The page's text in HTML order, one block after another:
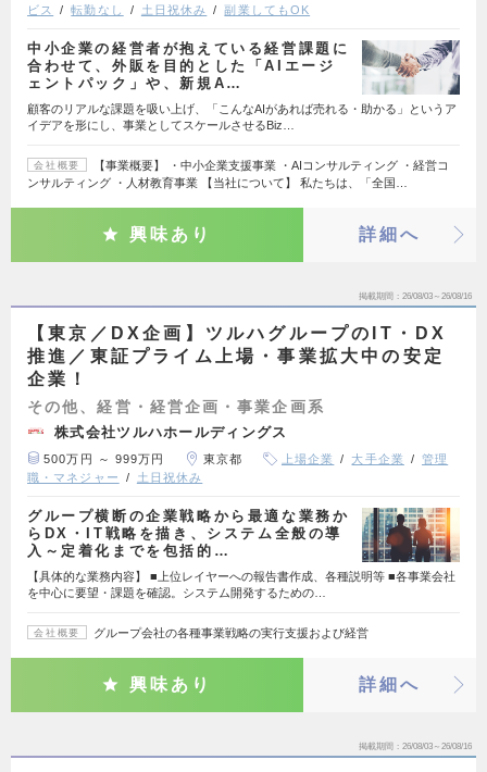
ビス
転勤なし 土日祝休み 副業してもOK
中小企業の経営者が抱えている経営課題に
合わせて、外販を目的とした「AIエージ
ェントパック」や、新規A…
顧客のリアルな課題を吸い上げ、「こんなAIがあれば売れる・助かる」というア
イデアを形にし、事業としてスケールさせるBiz…
会社概要
【事業概要】 ・中小企業支援事業 ・AIコンサルティング ・経営コ
ンサルティング ・人材教育事業 【当社について】 私たちは、「全国…
興味あり 詳細へ
掲載期間 26/08/03～26/08/16
【東京／DX企画】ツルハグループのIT・DX
推進／東証プライム上場・事業拡大中の安定
企業！
その他、経営・経営企画・事業企画系
株式会社ツルハホールディングス
500万円 ～ 999万円 東京都 上場企業 大手企業
管理
職・マネジャー
土日祝休み
グループ横断の企業戦略から最適な業務か
らDX・IT戦略を描き、システム全般の導
入～定着化までを包括的…
【具体的な業務内容】 ■上位レイヤーへの報告書作成、各種説明等 ■各事業会社
を中心に要望・課題を確認。システム開発するための…
会社概要 グループ会社の各種事業戦略の実行支援および経営
興味あり 詳細へ
掲載期間 26/08/03～26/08/16